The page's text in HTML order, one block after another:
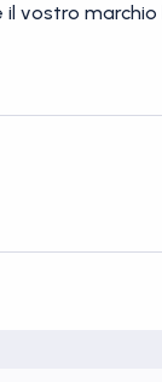
vostro marchio